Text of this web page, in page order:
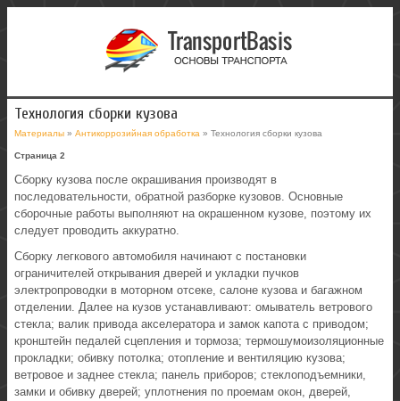
Технология сборки кузова
Материалы » Антикоррозийная обработка » Технология сборки кузова
Страница 2
Сборку кузова после окрашивания производят в
последовательности, обратной разборке кузовов. Основные
сборочные работы выполняют на окрашенном кузове, поэтому их
следует проводить аккуратно.
Сборку легкового автомобиля начинают с постановки
ограничителей открывания дверей и укладки пучков
электропроводки в моторном отсеке, салоне кузова и багажном
отделении. Далее на кузов устанавливают: омыватель ветрового
стекла; валик привода акселератора и замок капота с приводом;
кронштейн педалей сцепления и тормоза; термошумоизоляционные
прокладки; обивку потолка; отопление и вентиляцию кузова;
ветровое и заднее стекла; панель приборов; стеклоподъемники,
замки и обивку дверей; уплотнения по проемам окон, дверей,